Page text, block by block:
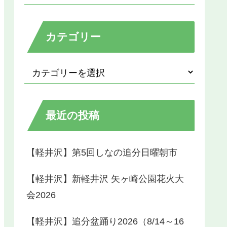
カテゴリー
最近の投稿
【軽井沢】第5回しなの追分日曜朝市
【軽井沢】新軽井沢 矢ヶ崎公園花火大
会2026
【軽井沢】追分盆踊り2026（8/14～16